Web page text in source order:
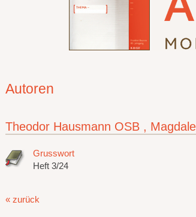
Autoren
Theodor Hausmann OSB ,
Grusswort
Heft 3/24
« zurück